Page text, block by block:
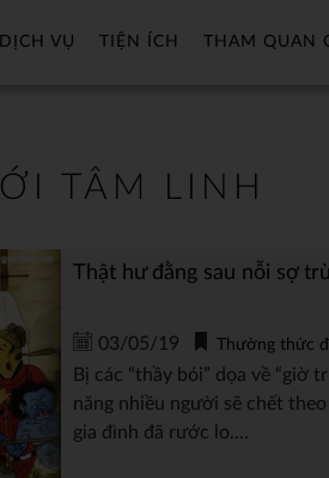
DỊCH VỤ TIỆN ÍCH THAM QUAN
TÂM LINH
Thật hư đằng sau nỗi sợ
03/05/19 Thường thức
Bị các “thầy bói” dọa về “giờ
năng nhiều người sẽ chết
gia đình đã rước lo....